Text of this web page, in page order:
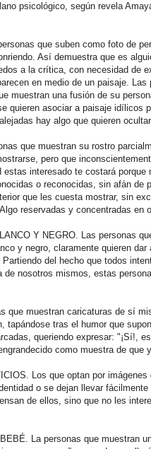
psicológico, según revela
que suben como foto de
Así demuestra que es
a la crítica, con necesidad de
en medio de un paisaje.
muestran una fusión de su
quieren asociar a paisaje idílicos
hay algo que quieren
que muestran su rostro
pero que
estas interesado te costará
o reconocidas, sin afán de
que les cuesta mostrar, sin
reservadas y concentradas en
Y NEGRO. Las personas
y negro, claramente quieren dar
del hecho que todos
de nosotros mismos, estas
que muestran caricaturas de sí
tapándose tras el humor que
queriendo expresar: "¡Sí!,
como muestra de que
Los que optan por
o se dejan llevar
de ellos, sino que no les
La personas que muestran